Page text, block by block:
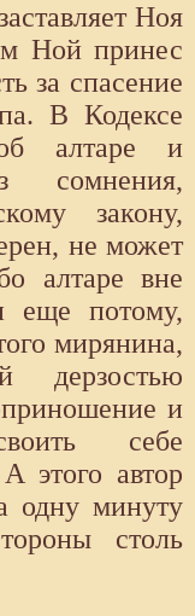
Ноя
Ной принес
за спасение
В Кодексе
алтаре и
сомнения,
закону,
не может
алтаре вне
еще потому,
мирянина,
дерзостью
и
себе
этого автор
одну минуту
столь